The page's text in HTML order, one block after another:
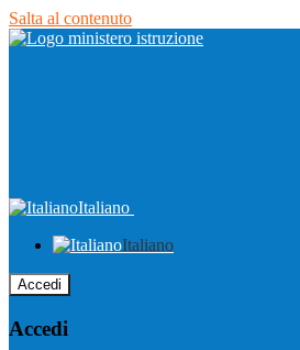
Salta al contenuto
Italiano
Italiano
Accedi
Accedi